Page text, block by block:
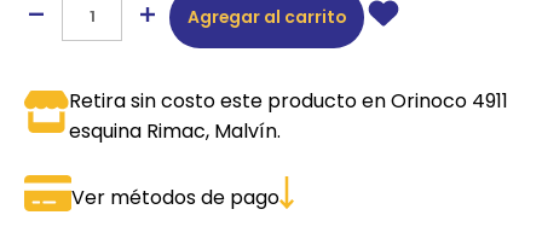
Agregar al carrito
Retira sin costo este producto en Orinoco 4911
esquina Rimac, Malvín.
Ver métodos de pago